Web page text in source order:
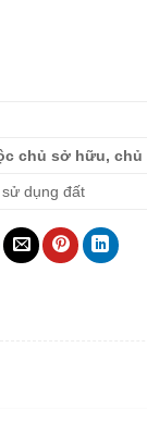
chủ sở hữu,
dụng đất